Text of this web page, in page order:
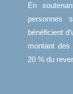
En
personnes
bénéficient
montant
20 % du